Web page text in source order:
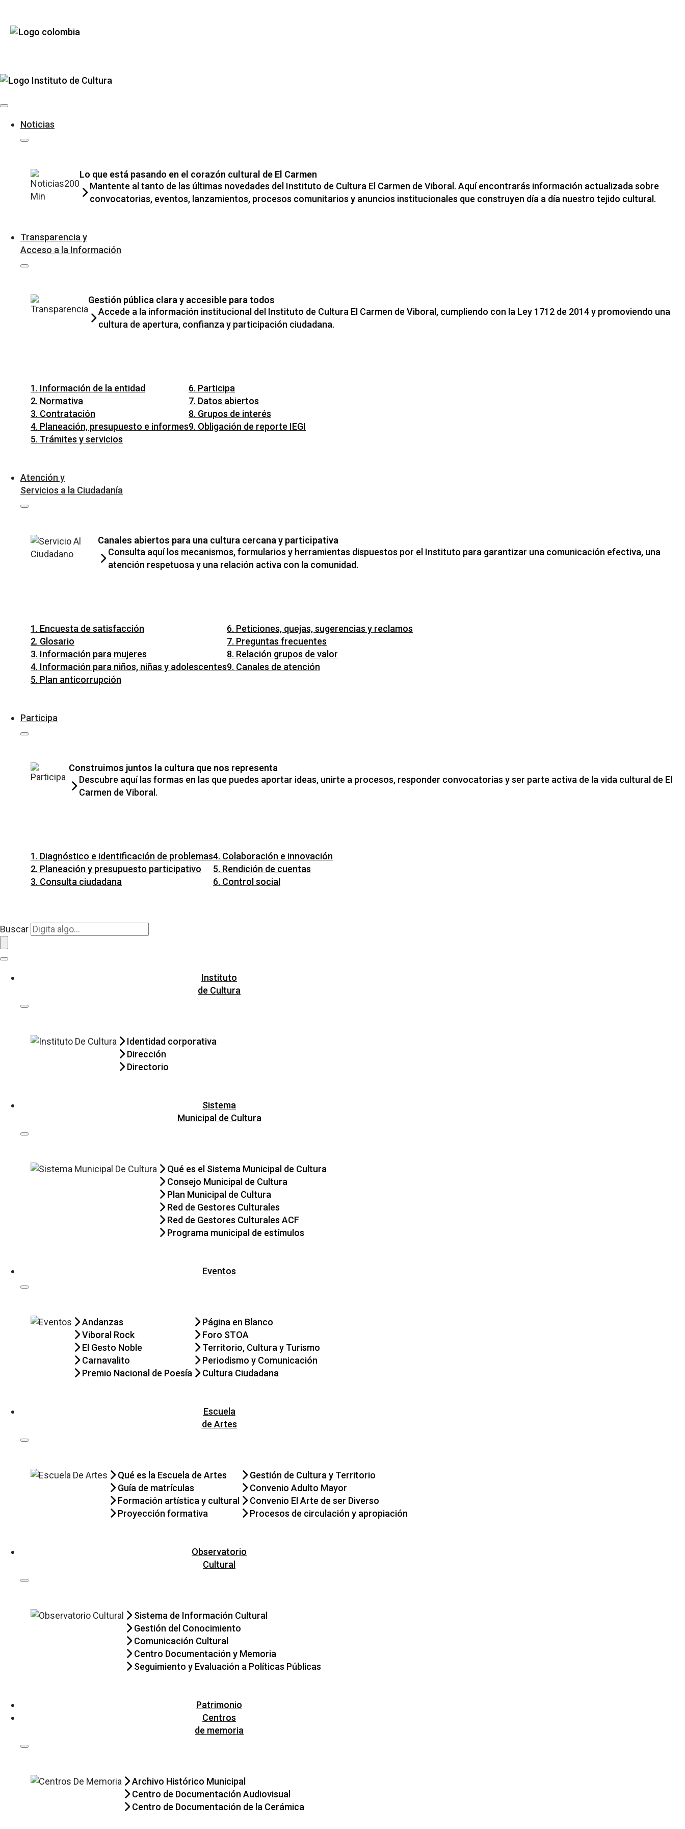
Noticias
Lo que está pasando en el corazón cultural de El Carmen
Mantente al tanto de las últimas novedades del Instituto de Cultura El Carmen de Viboral. Aquí encontrarás información actualizada sobre
convocatorias, eventos, lanzamientos, procesos comunitarios y anuncios institucionales que construyen día a día nuestro tejido cultural.
Transparencia y
Acceso a la Información
Gestión pública clara y accesible para todos
Accede a la información institucional del Instituto de Cultura El Carmen de Viboral, cumpliendo con la Ley 1712 de 2014 y promoviendo una
cultura de apertura, confianza y participación ciudadana.
1. Información de la entidad
2. Normativa
3. Contratación
4. Planeación, presupuesto e informes
5. Trámites y servicios
6. Participa
7. Datos abiertos
8. Grupos de interés
9. Obligación de reporte IEGI
Atención y
Servicios a la Ciudadanía
Canales abiertos para una cultura cercana y participativa
Consulta aquí los mecanismos, formularios y herramientas dispuestos por el Instituto para garantizar una comunicación efectiva, una
atención respetuosa y una relación activa con la comunidad.
1. Encuesta de satisfacción
2. Glosario
3. Información para mujeres
4. Información para niños, niñas y adolescentes
5. Plan anticorrupción
6. Peticiones, quejas, sugerencias y reclamos
7. Preguntas frecuentes
8. Relación grupos de valor
9. Canales de atención
Participa
Construimos juntos la cultura que nos representa
Descubre aquí las formas en las que puedes aportar ideas, unirte a procesos, responder convocatorias y ser parte activa de la vida cultural de El
Carmen de Viboral.
1. Diagnóstico e identificación de problemas
2. Planeación y presupuesto participativo
3. Consulta ciudadana
4. Colaboración e innovación
5. Rendición de cuentas
6. Control social
Buscar
Instituto
de Cultura
Identidad corporativa
Dirección
Directorio
Sistema
Municipal de Cultura
Qué es el Sistema Municipal de Cultura
Consejo Municipal de Cultura
Plan Municipal de Cultura
Red de Gestores Culturales
Red de Gestores Culturales ACF
Programa municipal de estímulos
Eventos
Andanzas
Viboral Rock
El Gesto Noble
Carnavalito
Premio Nacional de Poesía
Página en Blanco
Foro STOA
Territorio, Cultura y Turismo
Periodismo y Comunicación
Cultura Ciudadana
Escuela
de Artes
Qué es la Escuela de Artes
Guía de matrículas
Formación artística y cultural
Proyección formativa
Gestión de Cultura y Territorio
Convenio Adulto Mayor
Convenio El Arte de ser Diverso
Procesos de circulación y apropiación
Observatorio
Cultural
Sistema de Información Cultural
Gestión del Conocimiento
Comunicación Cultural
Centro Documentación y Memoria
Seguimiento y Evaluación a Políticas Públicas
Patrimonio
Centros
de memoria
Archivo Histórico Municipal
Centro de Documentación Audiovisual
Centro de Documentación de la Cerámica